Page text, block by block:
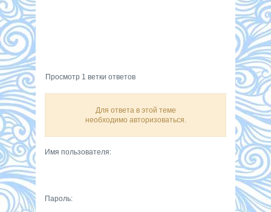
Просмотр 1 ветки ответов
Для ответа в этой теме
необходимо авторизоваться.
Имя пользователя:
Пароль: